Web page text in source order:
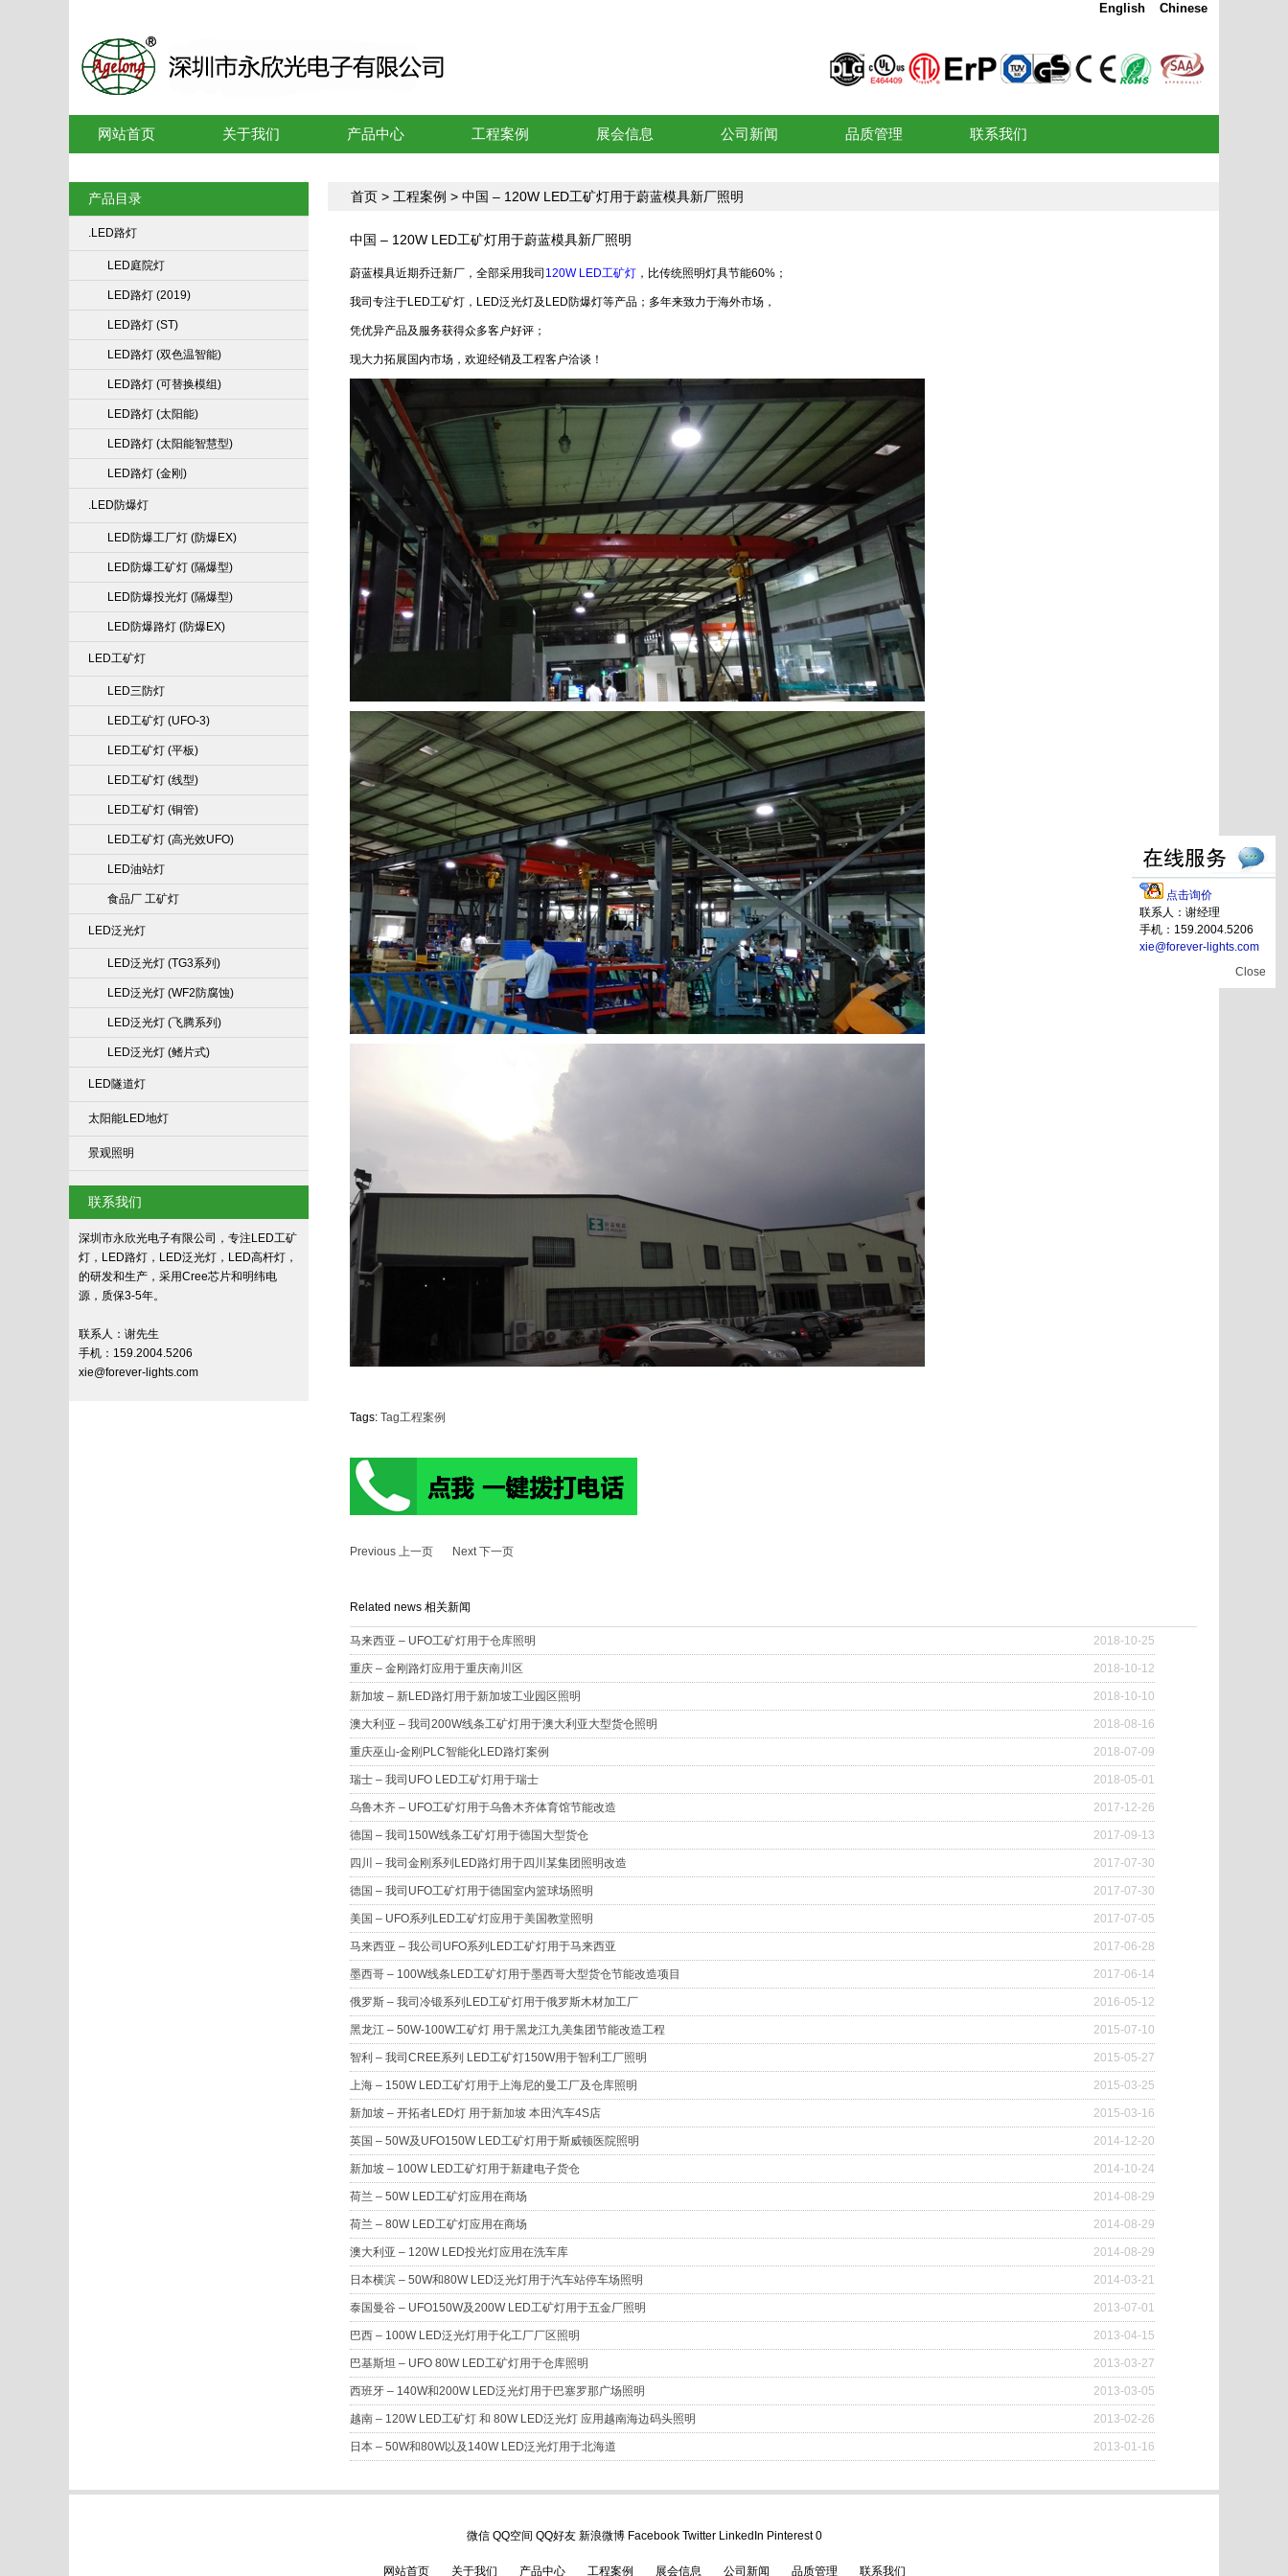
Chinese
English
网站首页 关于我们 产品中心 工程案例 展会信息 公司新闻 品质管理 联系我们
产品目录
.LED路灯
LED庭院灯
LED路灯 (2019)
LED路灯 (ST)
LED路灯 (双色温智能)
LED路灯 (可替换模组)
LED路灯 (太阳能)
LED路灯 (太阳能智慧型)
LED路灯 (金刚)
.LED防爆灯
LED防爆工厂灯 (防爆EX)
LED防爆工矿灯 (隔爆型)
LED防爆投光灯 (隔爆型)
LED防爆路灯 (防爆EX)
LED工矿灯
LED三防灯
LED工矿灯 (UFO-3)
LED工矿灯 (平板)
LED工矿灯 (线型)
LED工矿灯 (铜管)
LED工矿灯 (高光效UFO)
LED油站灯
食品厂 工矿灯
LED泛光灯
LED泛光灯 (TG3系列)
LED泛光灯 (WF2防腐蚀)
LED泛光灯 (飞腾系列)
LED泛光灯 (鳍片式)
LED隧道灯
太阳能LED地灯
景观照明
联系我们
深圳市永欣光电子有限公司，专注LED工矿
灯，LED路灯，LED泛光灯，LED高杆灯，
的研发和生产，采用Cree芯片和明纬电
源，质保3-5年。
联系人：谢先生
手机：159.2004.5206
xie@forever-lights.com
首页 > 工程案例 > 中国 – 120W LED工矿灯用于蔚蓝模具新厂照明
中国 – 120W LED工矿灯用于蔚蓝模具新厂照明
蔚蓝模具近期乔迁新厂，全部采用我司 120W LED工矿灯 ，比传统照明灯具节能60%；
我司专注于LED工矿灯，LED泛光灯及LED防爆灯等产品；多年来致力于海外市场，
凭优异产品及服务获得众多客户好评；
现大力拓展国内市场，欢迎经销及工程客户洽谈！
Tags:Tag工程案例
Previous 上一页 Next 下一页
Related news 相关新闻
2018-10-25
马来西亚 – UFO工矿灯用于仓库照明
2018-10-12
重庆 – 金刚路灯应用于重庆南川区
2018-10-10
新加坡 – 新LED路灯用于新加坡工业园区照明
2018-08-16
澳大利亚 – 我司200W线条工矿灯用于澳大利亚大型货仓照明
2018-07-09
重庆巫山-金刚PLC智能化LED路灯案例
2018-05-01
瑞士 – 我司UFO LED工矿灯用于瑞士
2017-12-26
乌鲁木齐 – UFO工矿灯用于乌鲁木齐体育馆节能改造
2017-09-13
德国 – 我司150W线条工矿灯用于德国大型货仓
2017-07-30
四川 – 我司金刚系列LED路灯用于四川某集团照明改造
2017-07-30
德国 – 我司UFO工矿灯用于德国室内篮球场照明
2017-07-05
美国 – UFO系列LED工矿灯应用于美国教堂照明
2017-06-28
马来西亚 – 我公司UFO系列LED工矿灯用于马来西亚
2017-06-14
墨西哥 – 100W线条LED工矿灯用于墨西哥大型货仓节能改造项目
2016-05-12
俄罗斯 – 我司冷锻系列LED工矿灯用于俄罗斯木材加工厂
2015-07-10
黑龙江 – 50W-100W工矿灯 用于黑龙江九美集团节能改造工程
2015-05-27
智利 – 我司CREE系列 LED工矿灯150W用于智利工厂照明
2015-03-25
上海 – 150W LED工矿灯用于上海尼的曼工厂及仓库照明
2015-03-16
新加坡 – 开拓者LED灯 用于新加坡 本田汽车4S店
2014-12-20
英国 – 50W及UFO150W LED工矿灯用于斯威顿医院照明
2014-10-24
新加坡 – 100W LED工矿灯用于新建电子货仓
2014-08-29
荷兰 – 50W LED工矿灯应用在商场
2014-08-29
荷兰 – 80W LED工矿灯应用在商场
2014-08-29
澳大利亚 – 120W LED投光灯应用在洗车库
2014-03-21
日本横滨 – 50W和80W LED泛光灯用于汽车站停车场照明
2013-07-01
泰国曼谷 – UFO150W及200W LED工矿灯用于五金厂照明
2013-04-15
巴西 – 100W LED泛光灯用于化工厂厂区照明
2013-03-27
巴基斯坦 – UFO 80W LED工矿灯用于仓库照明
2013-03-05
西班牙 – 140W和200W LED泛光灯用于巴塞罗那广场照明
2013-02-26
越南 – 120W LED工矿灯 和 80W LED泛光灯 应用越南海边码头照明
2013-01-16
日本 – 50W和80W以及140W LED泛光灯用于北海道
微信 QQ空间 QQ好友 新浪微博 Facebook Twitter LinkedIn Pinterest 0
网站首页 关于我们 产品中心 工程案例 展会信息 公司新闻 品质管理 联系我们
点击询价
联系人：谢经理
手机：159.2004.5206
xie@forever-lights.com
Close